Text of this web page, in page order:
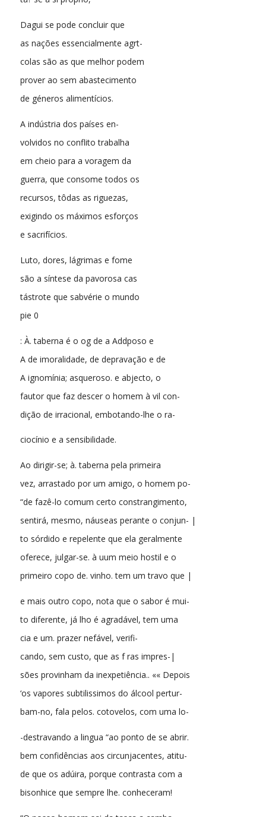
Dagui se pode concluir que
as nações essencialmente agrt-
colas são as que melhor podem
prover ao sem abastecimento
de géneros alimentícios.
A indústria dos países en-
volvidos no conflito trabalha
em cheio para a voragem da
guerra, que consome todos os
recursos, tôdas as riguezas,
exigindo os máximos esforços
e sacrifícios.
Luto, dores, lágrimas e fome
são a síntese da pavorosa cas
tástrote que sabvérie o mundo
pie 0
: À. taberna é o og de a Addposo e
A de imoralidade, de depravação e de
A ignomínia; asqueroso. e abjecto, o
fautor que faz descer o homem à vil con-
dição de irracional, embotando-lhe o ra-
ciocínio e a sensibilidade.
Ao dirigir-se; à. taberna pela primeira
vez, arrastado por um amigo, o homem po-
“de fazê-lo comum certo constrangimento,
sentirá, mesmo, náuseas perante o conjun- |
to sórdido e repelente que ela geralmente
oferece, julgar-se. à uum meio hostil e o
primeiro copo de. vinho. tem um travo que |
e mais outro copo, nota que o sabor é mui-
to diferente, já lho é agradável, tem uma
cia e um. prazer nefável, verifi-
cando, sem custo, que as f ras impres-|
sões provinham da inexpetiência.. «« Depois
‘os vapores subtilissimos do álcool pertur-
bam-no, fala pelos. cotovelos, com uma lo-
-destravando a lingua “ao ponto de se abrir.
bem confidências aos circunjacentes, atitu-
de que os adúira, porque contrasta com a
bisonhice que sempre lhe. conheceram!